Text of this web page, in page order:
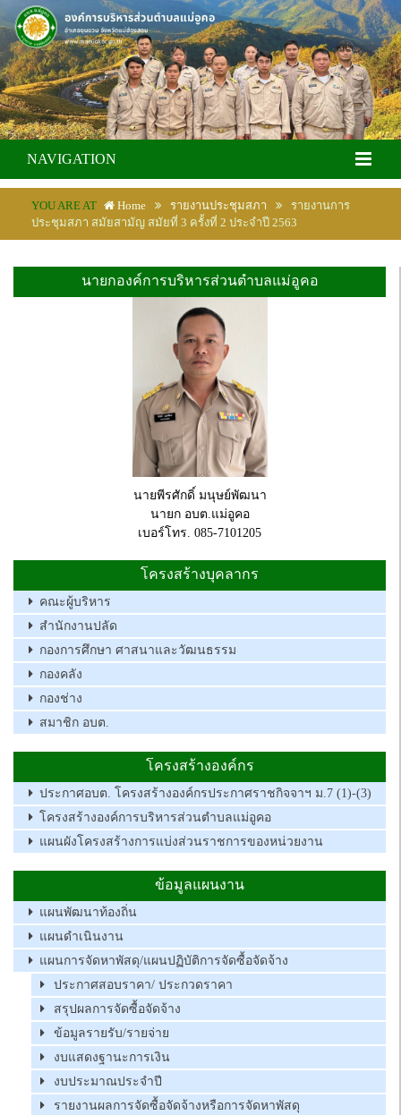
NAVIGATION
YOU ARE AT Home รายงานประชุมสภา
รายงานการ
ประชุมสภา สมัยสามัญ สมัยที่ 3 ครั้งที่ 2 ประจำปี 2563
นายกองค์การบริหารส่วนตำบลแม่อูคอ
นายพีรศักดิ์ มนุษย์พัฒนา
นายก อบต.แม่อูคอ
เบอร์โทร. 085-7101205
โครงสร้างบุคลากร
คณะผู้บริหาร
สำนักงานปลัด
กองการศึกษา ศาสนาและวัฒนธรรม
กองคลัง
กองช่าง
สมาชิก อบต.
โครงสร้างองค์กร
ประกาศอบต. โครงสร้างองค์กรประกาศราชกิจจาฯ ม.7 (1)-(3)
โครงสร้างองค์การบริหารส่วนตำบลแม่อูคอ
แผนผังโครงสร้างการแบ่งส่วนราชการของหน่วยงาน
ข้อมูลแผนงาน
แผนพัฒนาท้องถิ่น
แผนดำเนินงาน
แผนการจัดหาพัสดุ/แผนปฏิบัติการจัดซื้อจัดจ้าง
ประกาศสอบราคา/ ประกวดราคา
สรุปผลการจัดซื้อจัดจ้าง
ข้อมูลรายรับ/รายจ่าย
งบแสดงฐานะการเงิน
งบประมาณประจำปี
รายงานผลการจัดซื้อจัดจ้างหรือการจัดหาพัสดุ